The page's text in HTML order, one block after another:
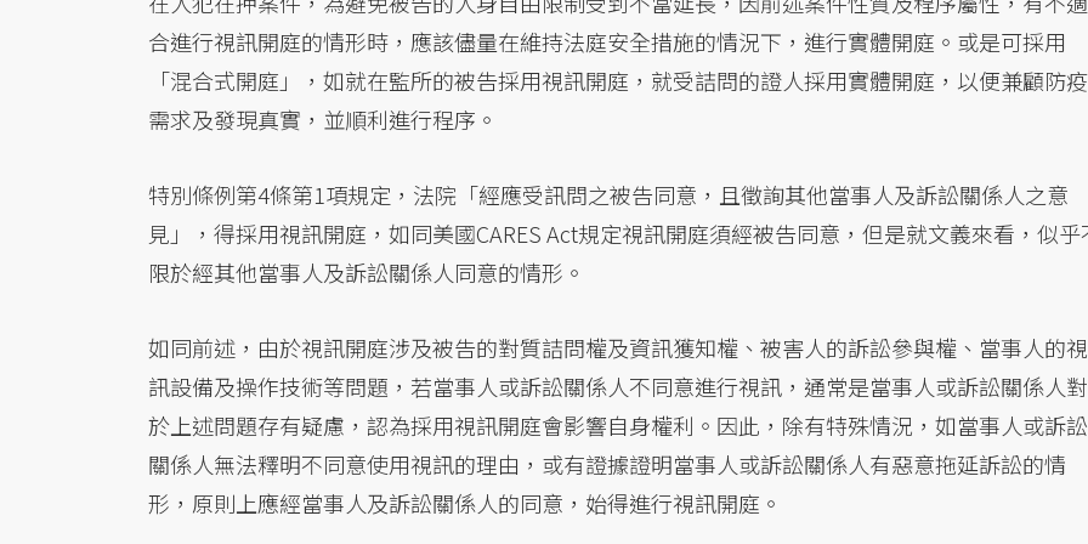
合進行視訊開庭的情形時，應該儘量在維持法庭安全措施的情況下，進行實體開庭。或是可採用
「混合式開庭」，如就在監所的被告採用視訊開庭，就受詰問的證人採用實體開庭，以便兼顧防疫
需求及發現真實，並順利進行程序。
特別條例第4條第1項規定，法院「經應受訊問之被告同意，且徵詢其他當事人及訴訟關係人之意
見」，得採用視訊開庭，如同美國CARES Act規定視訊開庭須經被告同意，但是就文義來看，似乎
限於經其他當事人及訴訟關係人同意的情形。
如同前述，由於視訊開庭涉及被告的對質詰問權及資訊獲知權、被害人的訴訟參與權、當事人的視
訊設備及操作技術等問題，若當事人或訴訟關係人不同意進行視訊，通常是當事人或訴訟關係人對
於上述問題存有疑慮，認為採用視訊開庭會影響自身權利。因此，除有特殊情況，如當事人或訴訟
關係人無法釋明不同意使用視訊的理由，或有證據證明當事人或訴訟關係人有惡意拖延訴訟的情
形，原則上應經當事人及訴訟關係人的同意，始得進行視訊開庭。